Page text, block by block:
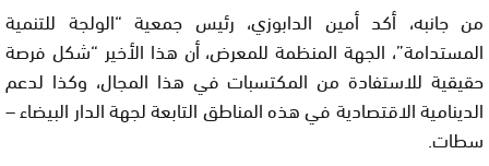
من جانبه، أكد أمين الدابوزي، رئيس جمعية “الولجة للتنمية
المستدامة”، الجهة المنظمة للمعرض، أن هذا الأخير “شكل فرصة
حقيقية للاستفادة من المكتسبات في هذا المجال، وكذا لدعم
الدينامية الاقتصادية في هذه المناطق التابعة لجهة الدار البيضاء –
سطات.